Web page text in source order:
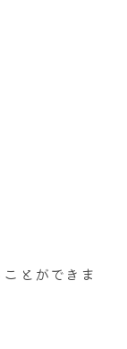
とができま